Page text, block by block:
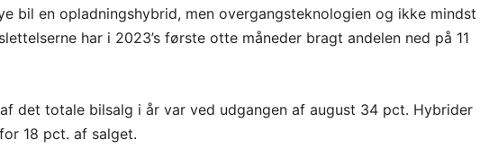
bil en opladningshybrid, men overgangsteknologien og ikke mindst
har i 2023’s første otte måneder bragt andelen ned på 11
det totale bilsalg i år var ved udgangen af august 34 pct. Hybrider
18 pct. af salget.